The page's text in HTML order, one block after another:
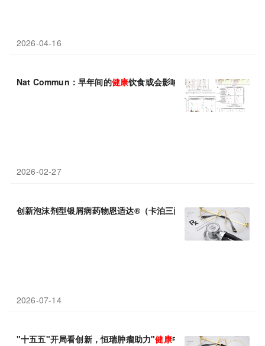
2026-04-16
Nat Commun：早年间的健康饮食或会影响一生的大脑健康
2026-02-27
创新泡沫剂型银屑病药物恩适达®（卡泊三醇倍他米松泡沫剂）在
2026-07-14
"十五五"开局看创新，恒瑞肿瘤助力"健康中国"建设